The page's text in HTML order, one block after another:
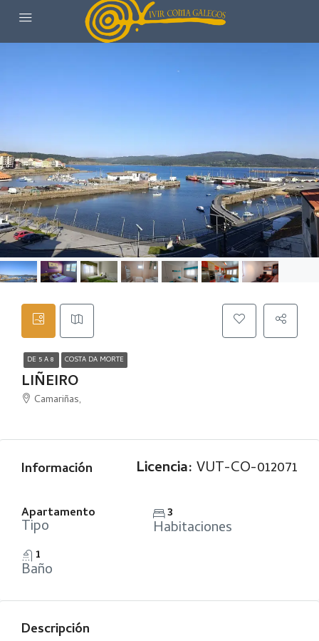
DE 5 A 8 COSTA DA MORTE
LIÑEIRO
Camariñas,
Información Licencia: VUT-CO-012071
Apartamento
Tipo
3
Habitaciones
1
Baño
Descripción